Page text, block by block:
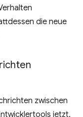
die neue
zwischen
jetzt,